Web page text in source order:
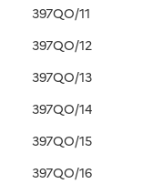
397QO/11
397QO/12
397QO/13
397QO/14
397QO/15
397QO/16